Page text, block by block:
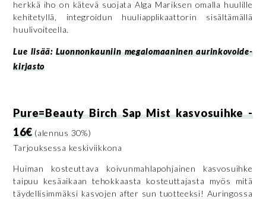
herkkä iho on kätevä suojata Alga Mariksen omalla huulille
kehitetyllä, integroidun huuliapplikaattorin sisältämällä
huulivoiteella.
Lue lisää: Luonnonkauniin megalomaaninen aurinkovoide-
kirjasto
Pure=Beauty Birch Sap Mist kasvosuihke -
16€(alennus 30%)
Tarjouksessa keskiviikkona
Huiman kosteuttava koivunmahlapohjainen kasvosuihke
taipuu kesäaikaan tehokkaasta kosteuttajasta myös mitä
täydellisimmäksi kasvojen after sun tuotteeksi! Auringossa